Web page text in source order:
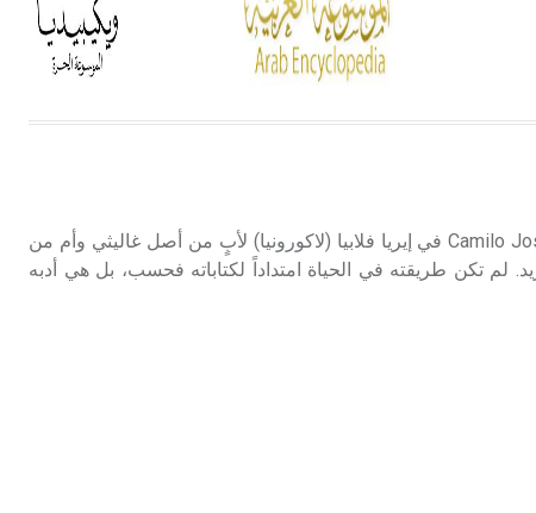
كربونات الكلسيوم، وهو أحمر أو شديد
الحمرة وهو أجود أنواعه، ويمتاز بكبر
الحجم ويسمى الش
الإنكليزية أب
ولد كاميلو خوسِهْ ثِلا Camilo José Cela في إيريا فلابيا (لاكورونيا) لأبٍ من أصل غاليثي وأم من
لم تكن طريقته في الحياة امتداداً لكتاباته فحسب، بل هي أدبه